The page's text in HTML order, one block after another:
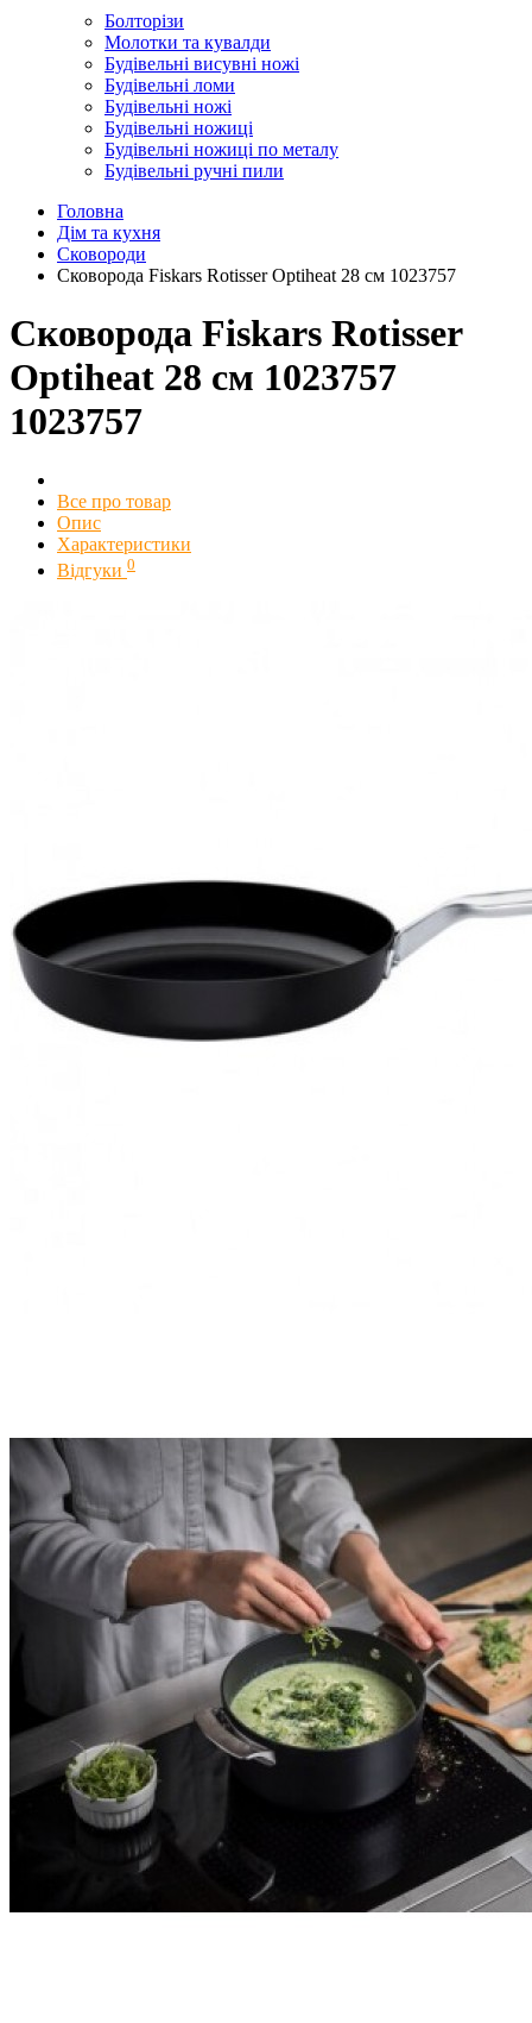
Болторізи
Молотки та кувалди
Будівельні висувні ножі
Будівельні ломи
Будівельні ножі
Будівельні ножиці
Будівельні ножиці по металу
Будівельні ручні пили
Головна
Дім та кухня
Сковороди
Сковорода Fiskars Rotisser Optiheat 28 см 1023757
Сковорода Fiskars Rotisser
Optiheat 28 см 1023757
1023757
Все про товар
Опис
Характеристики
Відгуки 0